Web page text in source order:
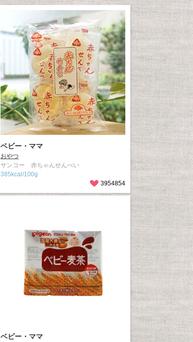
ベビー・ママ
おやつ
サンコー 赤ちゃんせんべい
385kcal/100g
3954854
ベビー・ママ